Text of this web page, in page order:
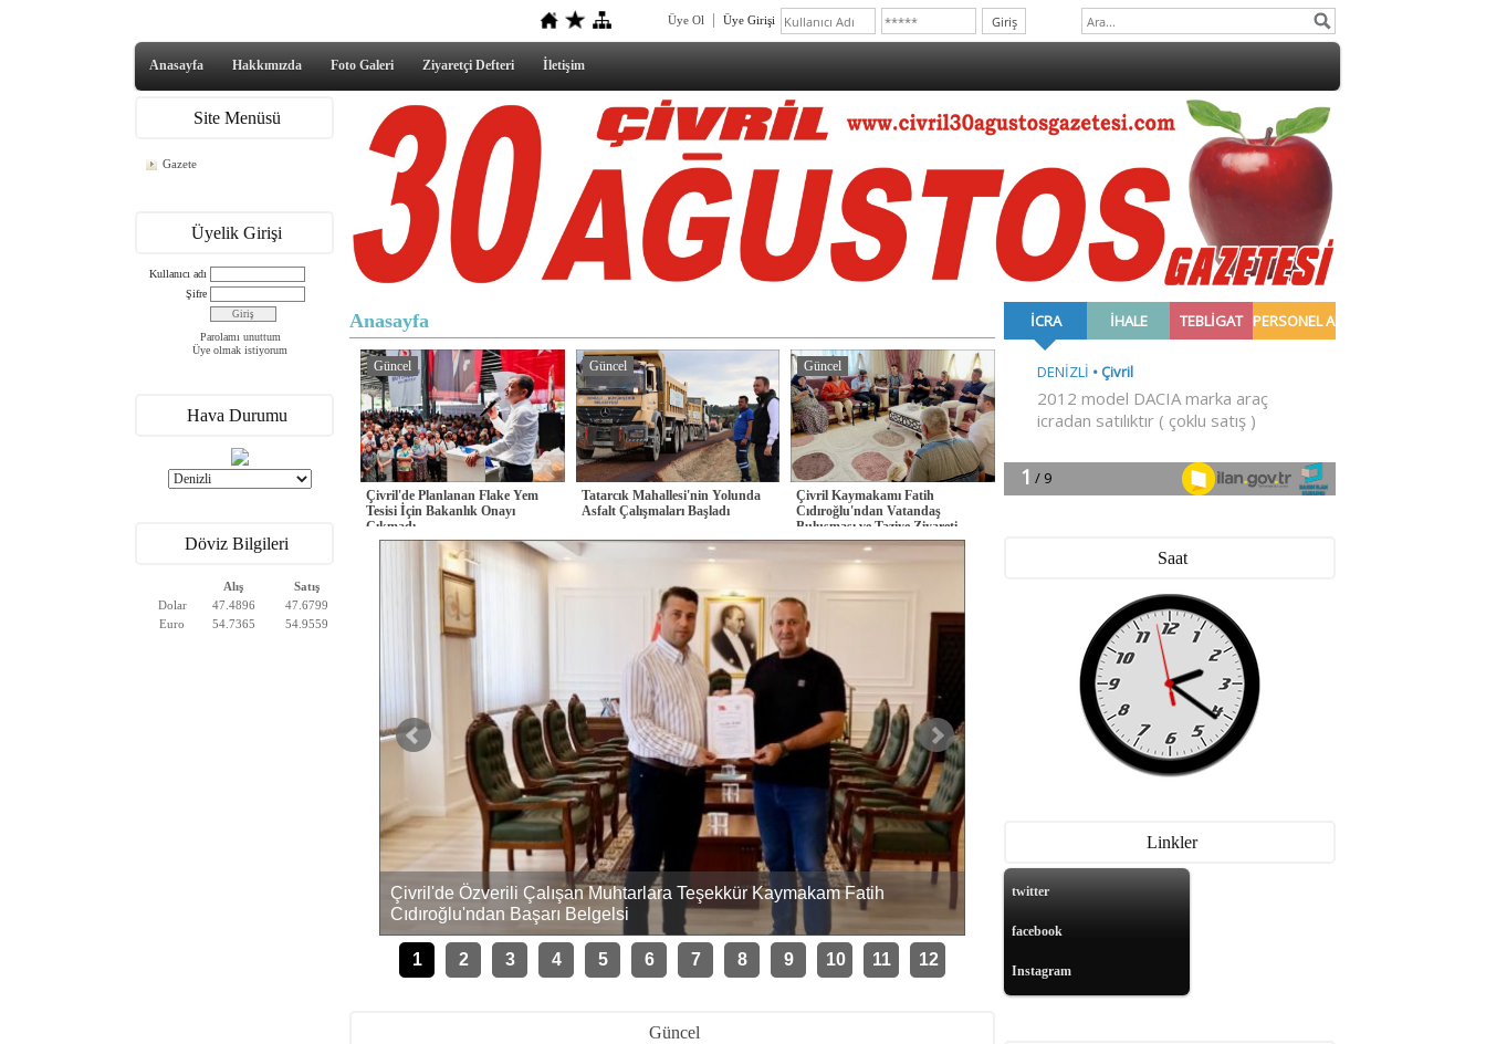
Üye Ol Üye Girişi
Anasayfa Hakkımızda Foto Galeri Ziyaretçi Defteri İletişim
Site Menüsü
Gazete
Üyelik Girişi
Kullanıcı adı
Şifre
Parolamı unuttum
Üye olmak istiyorum
Hava Durumu
Döviz Bilgileri
Alış
Satış
Dolar
47.4896
47.6799
Euro
54.7365 54.9559
Anasayfa
Güncel
Çivril'de Planlanan Flake Yem
Tesisi İçin Bakanlık Onayı
Çıkmadı
Güncel
Tatarcık Mahallesi'nin Yolunda
Asfalt Çalışmaları Başladı
Güncel
Çivril Kaymakamı Fatih
Cıdıroğlu'ndan Vatandaş
Buluşması ve Taziye Ziyareti
Çivril'de Özverili Çalışan Muhtarlara Teşekkür Kaymakam Fatih
Cıdıroğlu'ndan Başarı Belgelsi
1 2 3 4 5 6 7 8 9 10 11 12
Güncel
Saat
Linkler
twitter
facebook
Instagram